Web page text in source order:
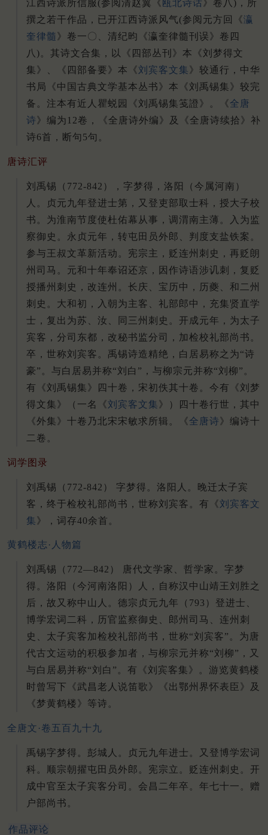
江西诗派所信服(参阅清赵翼《 瓯北诗话》卷八)，所
撰之若干作品，已开江西诗派风气(参阅元方回《瀛
奎律髓》卷一〇、清纪昀《瀛奎律髓刊误》卷四
八)。其诗文合集，以《四部丛刊》本《刘梦得文
集》、《四部备要》本《刘宾客文集》较通行，中华
书局《中国古典文学基本丛书》本《刘禹锡集》较完
备。注本有近人瞿蜕园《刘禹锡集笺證》。《全唐
诗》编为12卷，《全唐诗外编》及《全唐诗续拾》补
诗6首，断句5句。
唐诗汇评
刘禹锡（772-842），字梦得，洛阳（今属河南）
人。贞元九年登进士第，又登吏部取士科，授大子校
书。为淮南节度使杜佑幕从事，调渭南主薄。入为监
察御史。永贞元年，转屯田员外郎、判度支盐铁案。
参与王叔文革新活动。宪宗主，贬连州刺史，再贬朗
州司马。元和十年奉诏还京，因作诗语涉讥刺，复贬
授播州刺史，改连州。长庆、宝历中，历夔、和二州
刺史。大和初，入朝为主客、礼部郎中，充集贤直学
士，复出为苏、汝、同三州刺史。开成元年，为太子
宾客，分司东都，改秘书监分司，加检校礼部尚书。
卒，世称刘宾客。禹锡诗造精绝，白居易称之为“诗
豪”。与白居易并称“刘白”，与柳宗元并称“刘柳”。
有《刘禹锡集》四十卷，宋初佚其十卷。今有《刘梦
得文集》（一名《刘宾客文集》）四十卷行世，其中
《外集》十卷乃北宋宋敏求所辑。《全唐诗》编诗十
二卷。
词学图录
刘禹锡（772-842） 字梦得。洛阳人。晚迁太子宾
客，终于检校礼部尚书，世称刘宾客。有《刘宾客文
集》，词存40余首。
黄鹤楼志·人物篇
刘禹锡（772—842） 唐代文学家、哲学家。字梦
得。洛阳（今河南洛阳）人，自称汉中山靖王刘胜之
后，故又称中山人。德宗贞元九年（793）登进士、
博学宏词二科，历官监察御史、郎州司马、连州刺
史、太子宾客加检校礼部尚书，世称“刘宾客”。为唐
代古文运动的积极参加者，与柳宗元并称“刘柳”，又
与白居易并称“刘白”。有《刘宾客集》。游览黄鹤楼
时曾写下《武昌老人说笛歌》《出鄂州界怀表臣》及
《梦黄鹤楼》等诗。
全唐文·卷五百九十九
禹锡字梦得。彭城人。贞元九年进士。又登博学宏词
科。顺宗朝擢屯田员外郎。宪宗立。贬连州刺史。开
成中官至太子宾客分司。会昌二年卒。年七十一。赠
户部尚书。
作品评论